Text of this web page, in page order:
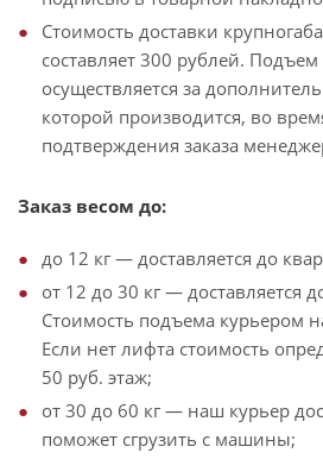
Стоимость доставки
составляет 300 рублей. Подъем
осуществляется за
которой производится, во
подтверждения заказа
Заказ весом до:
до 12 кг — доставляется до
от 12 до 30 кг — доставляется
Стоимость подъема курьером
Если нет лифта стоимость
50 руб. этаж;
от 30 до 60 кг — наш курьер
поможет сгрузить с машины;